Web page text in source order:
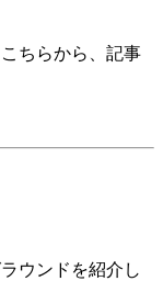
ちらから、記事
ウンドを紹介し